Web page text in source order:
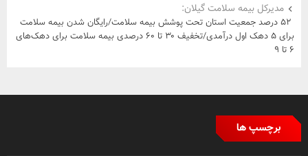
مدیرکل بیمه سلامت گیلان:
۵۲ درصد جمعیت استان تحت پوشش بیمه سلامت/رایگان شدن بیمه سلامت
برای ۵ دهک اول درآمدی/تخفیف ۳۰ تا ۶۰ درصدی بیمه سلامت برای دهک‌های
۶ تا ۹
برچسپ ها